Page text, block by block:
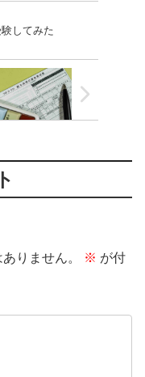
してみた
りません。 ※ が付